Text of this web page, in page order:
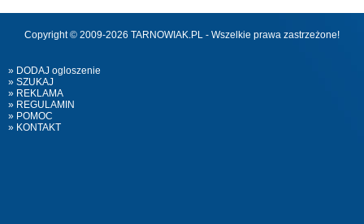
Copyright © 2009-2026 TARNOWIAK.PL - Wszelkie prawa zastrzeżone!
» DODAJ ogloszenie
» SZUKAJ
» REKLAMA
» REGULAMIN
» POMOC
» KONTAKT